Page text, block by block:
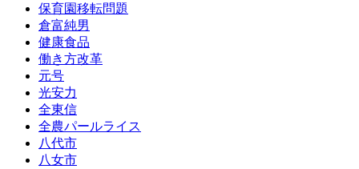
保育園移転問題
倉富純男
健康食品
働き方改革
元号
光安力
全東信
全農パールライス
八代市
八女市